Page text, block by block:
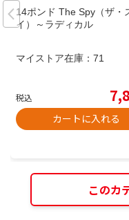
14ポンド The Spy（ザ・
イ）～ラディカル
マイストア在庫： 71
税込
カートに入れる
このカ